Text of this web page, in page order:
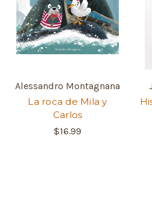
Alessandro Montagnana
La roca de Mila y
Carlos
$16.99